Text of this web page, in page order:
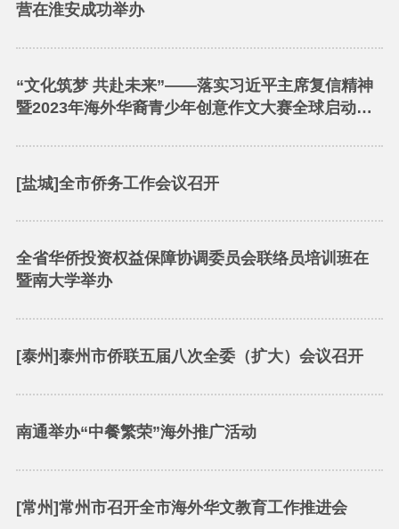
营在淮安成功举办
“文化筑梦 共赴未来”——落实习近平主席复信精神
暨2023年海外华裔青少年创意作文大赛全球启动会
[盐城]全市侨务工作会议召开
全省华侨投资权益保障协调委员会联络员培训班在
暨南大学举办
[泰州]泰州市侨联五届八次全委（扩大）会议召开
南通举办“中餐繁荣”海外推广活动
[常州]常州市召开全市海外华文教育工作推进会